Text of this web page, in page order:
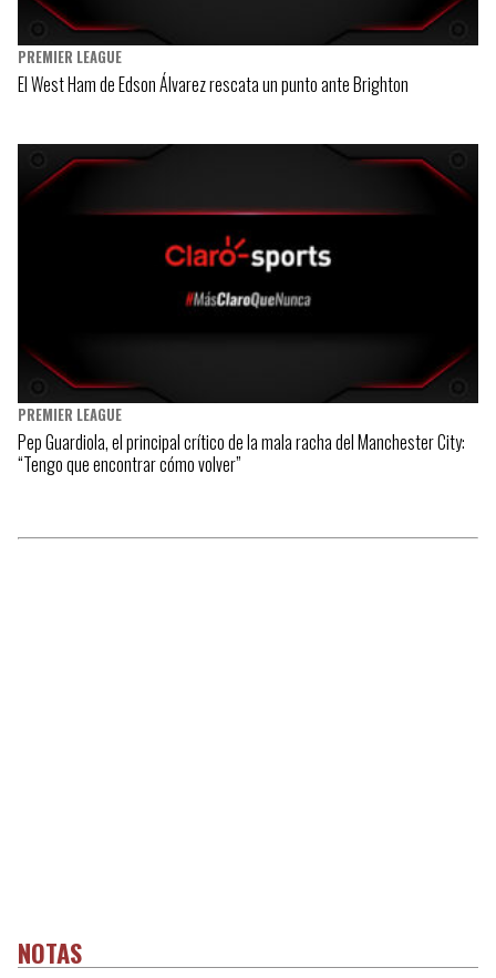
PREMIER LEAGUE
El West Ham de Edson Álvarez rescata un punto ante Brighton
PREMIER LEAGUE
Pep Guardiola, el principal crítico de la mala racha del Manchester City:
“Tengo que encontrar cómo volver”
NOTAS